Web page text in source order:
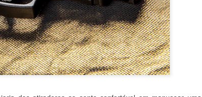
mais amplo, que também trata de diálogo político,
desenvolvimento sustentável, combate ao crime
próprio texto, o documento não cria obrigações
acompanhada nas reuniões anuais do Mecanismo
alternada em Brasília e Estocolmo.